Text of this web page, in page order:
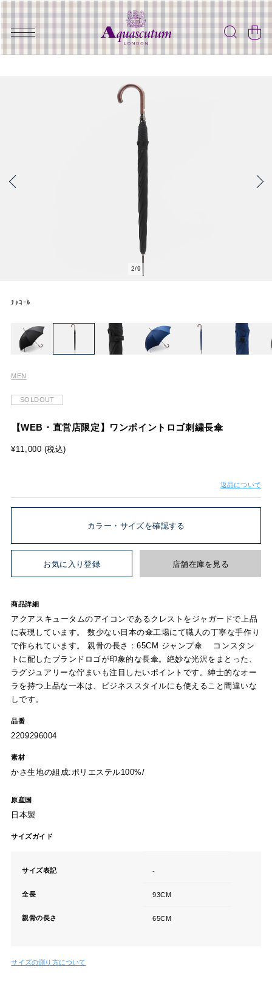
2/9
ﾁｬｺｰﾙ
MEN
SOLDOUT
【WEB・直営店限定】ワンポイントロゴ刺繍長傘
¥11,000 (税込)
返品について
カラー・サイズを確認する
お気に入り登録 店舗在庫を見る
商品詳細
アクアスキュータムのアイコンであるクレストをジャガードで上品
に表現しています。 数少ない日本の傘工場にて職人の丁寧な手作り
で作られています。 親骨の長さ：65CM ジャンプ傘 コンスタン
トに配したブランドロゴが印象的な長傘。絶妙な光沢をまとった、
ラグジュアリーな佇まいも注目したいポイントです。紳士的なオー
ラを持つ上品な一本は、ビジネススタイルにも使えること間違いな
しです。
品番
2209296004
素材
かさ生地の組成:ポリエステル100%/
原産国
日本製
サイズガイド
サイズ表記 -
全長 93CM
親骨の長さ 65CM
サイズの測り方について